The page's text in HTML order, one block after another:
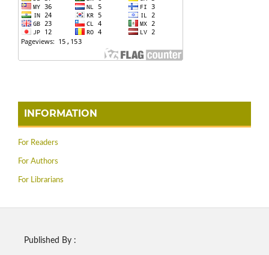
INFORMATION
For Readers
For Authors
For Librarians
Published By :